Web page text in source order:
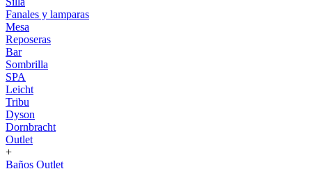
Fanales y lamparas
Mesa
Reposeras
Bar
Sombrilla
SPA
Leicht
Tribu
Dyson
Dornbracht
Outlet
+
Baños Outlet